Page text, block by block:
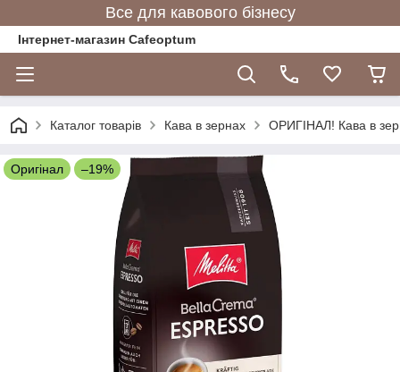
Все для кавового бізнесу
Інтернет-магазин Cafeoptum
Каталог товарів Кава в зернах ОРИГІНАЛ! Кава в
Оригінал –19%